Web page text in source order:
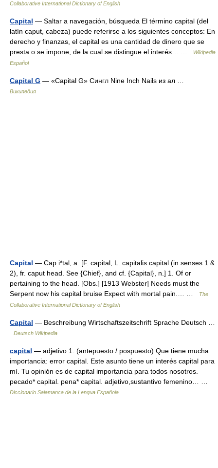
Collaborative International Dictionary of English
Capital — Saltar a navegación, búsqueda El término capital (del
latín caput, cabeza) puede referirse a los siguientes conceptos: En
derecho y finanzas, el capital es una cantidad de dinero que se
presta o se impone, de la cual se distingue el interés… …
Wikipedia
Español
Capital G — «Capital G» Сингл Nine Inch Nails из ал …
Википедия
Capital — Cap i*tal, a. [F. capital, L. capitalis capital (in senses 1 &
2), fr. caput head. See {Chief}, and cf. {Capital}, n.] 1. Of or
pertaining to the head. [Obs.] [1913 Webster] Needs must the
Serpent now his capital bruise Expect with mortal pain.… …
The
Collaborative International Dictionary of English
Capital — Beschreibung Wirtschaftszeitschrift Sprache Deutsch …
Deutsch Wikipedia
capital — adjetivo 1. (antepuesto / pospuesto) Que tiene mucha
importancia: error capital. Este asunto tiene un interés capital para
mí. Tu opinión es de capital importancia para todos nosotros.
pecado* capital. pena* capital. adjetivo,sustantivo femenino… …
Diccionario Salamanca de la Lengua Española